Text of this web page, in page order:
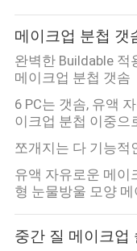
메이크업 분첩 갯
완벽한 Buildable 적
메이크업 분첩 갯솜
6 PC는 갯솜, 유액
이크업 분첩 이중으
쪼개지는 다 기능적
유액 자유로운 메이
형 눈물방울 모양
중간 질 메이크업